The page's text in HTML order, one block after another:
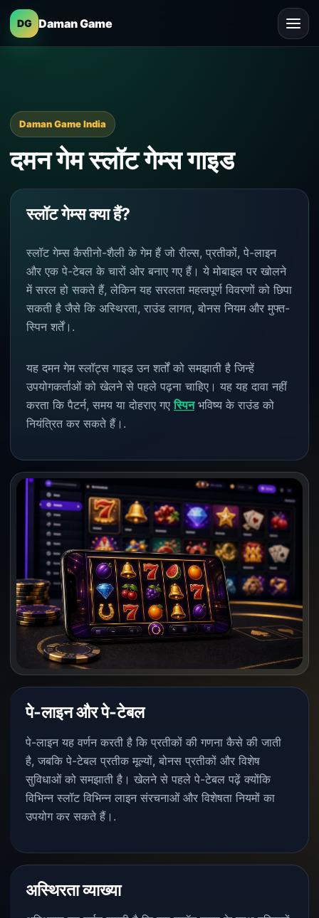
DG Daman Game
Daman Game India
दमन गेम स्लॉट गेम्स गाइड
स्लॉट गेम्स क्या हैं?
स्लॉट गेम्स कैसीनो-शैली के गेम हैं जो रील्स, प्रतीकों, पे-लाइन
और एक पे-टेबल के चारों ओर बनाए गए हैं। ये मोबाइल पर खोलने
में सरल हो सकते हैं, लेकिन यह सरलता महत्वपूर्ण विवरणों को छिपा
सकती है जैसे कि अस्थिरता, राउंड लागत, बोनस नियम और मुफ्त-
स्पिन शर्तें।.
यह दमन गेम स्लॉट्स गाइड उन शर्तों को समझाती है जिन्हें
उपयोगकर्ताओं को खेलने से पहले पढ़ना चाहिए। यह यह दावा नहीं
करता कि पैटर्न, समय या दोहराए गएस्पिनभविष्य के राउंड को
नियंत्रित कर सकते हैं।.
पे-लाइन और पे-टेबल
पे-लाइन यह वर्णन करती है कि प्रतीकों की गणना कैसे की जाती
है, जबकि पे-टेबल प्रतीक मूल्यों, बोनस प्रतीकों और विशेष
सुविधाओं को समझाती है। खेलने से पहले पे-टेबल पढ़ें क्योंकि
विभिन्न स्लॉट विभिन्न लाइन संरचनाओं और विशेषता नियमों का
उपयोग कर सकते हैं।.
अस्थिरता व्याख्या